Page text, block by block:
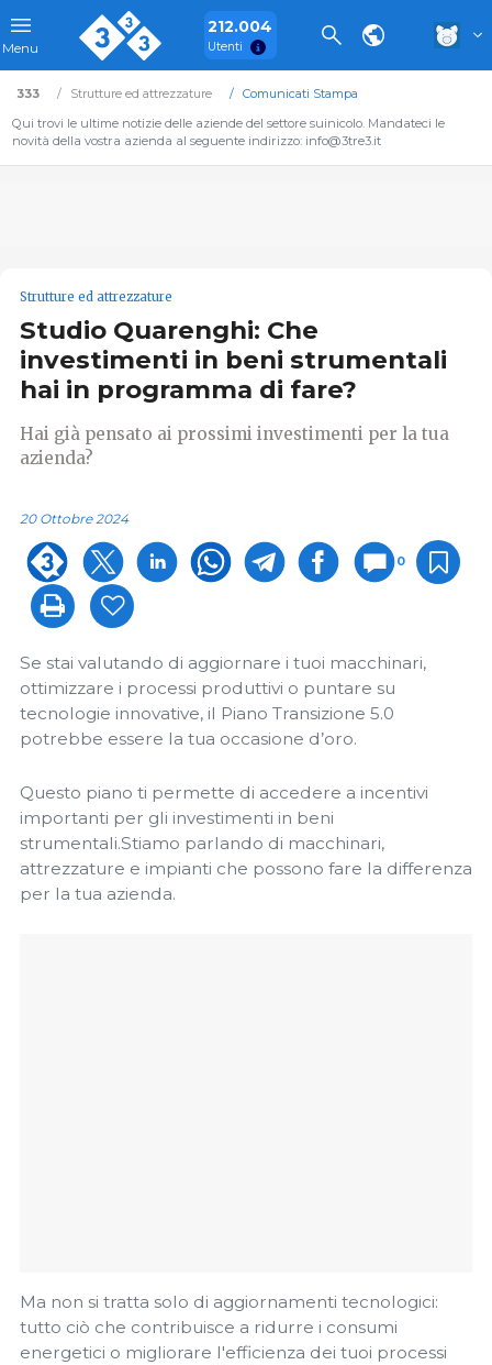
Menu
212.004
Utenti
333 Strutture ed attrezzature
Comunicati Stampa
Qui trovi le ultime notizie delle aziende del settore suinicolo. Mandateci le
novità della vostra azienda al seguente indirizzo: info@3tre3.it
Strutture ed attrezzature
Studio Quarenghi: Che
investimenti in beni strumentali
hai in programma di fare?
Hai già pensato ai prossimi investimenti per la tua
azienda?
20 Ottobre 2024
0
Se stai valutando di aggiornare i tuoi macchinari,
ottimizzare i processi produttivi o puntare su
tecnologie innovative, il Piano Transizione 5.0
potrebbe essere la tua occasione d’oro.
Questo piano ti permette di accedere a incentivi
importanti per gli investimenti in beni
strumentali.Stiamo parlando di macchinari,
attrezzature e impianti che possono fare la differenza
per la tua azienda.
Ma non si tratta solo di aggiornamenti tecnologici:
tutto ciò che contribuisce a ridurre i consumi
energetici o migliorare l'efficienza dei tuoi processi